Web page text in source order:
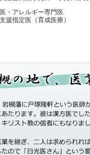
・アレルギー専門医
援指定医（育成医療）